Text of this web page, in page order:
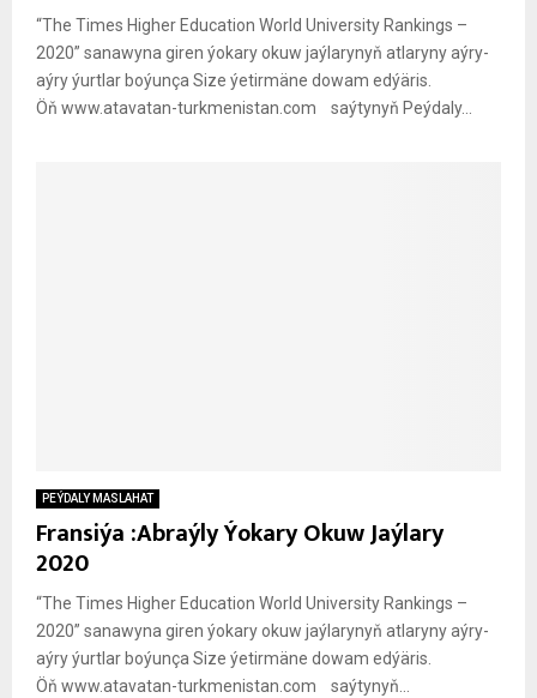
“The Times Higher Education World University Rankings –
2020” sanawyna giren ýokary okuw jaýlarynyň atlaryny aýry-
aýry ýurtlar boýunça Size ýetirmäne dowam edýäris.
Öň www.atavatan-turkmenistan.com saýtynyň Peýdaly...
PEÝDALY MASLAHAT
Fransiýa :Abraýly Ýokary Okuw Jaýlary
2020
“The Times Higher Education World University Rankings –
2020” sanawyna giren ýokary okuw jaýlarynyň atlaryny aýry-
aýry ýurtlar boýunça Size ýetirmäne dowam edýäris.
Öň www.atavatan-turkmenistan.com saýtynyň...